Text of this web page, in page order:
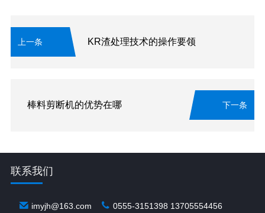
上一条 KR渣处理技术的操作要领
棒料剪断机的优势在哪 下一条
联系我们
imyjh@163.com 0555-3151398 13705554456